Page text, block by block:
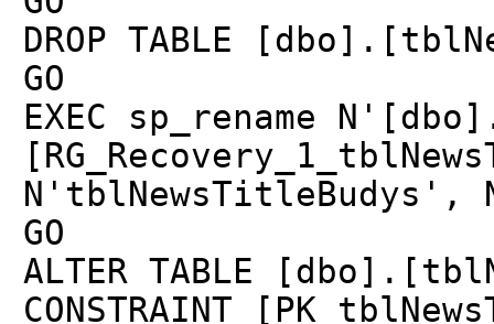
DROP TABLE
GO
EXEC sp_rename
N'tblNewsTitleBudys',
GO
ALTER TABLE
CONSTRAINT